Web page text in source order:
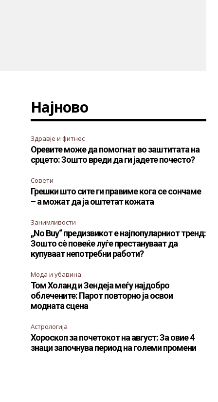
Најново
Здравје и фитнес
Оревите може да помогнат во заштитата на
срцето: Зошто вреди да ги јадете почесто?
Совети
Грешки што сите ги правиме кога се сончаме
– а можат да ја оштетат кожата
Занимливости
„No Buy“ предизвикот е најпопуларниот тренд:
Зошто сè повеќе луѓе престануваат да
купуваат непотребни работи?
Мода и убавина
Том Холанд и Зендеја меѓу најдобро
облечените: Парот повторно ја освои
модната сцена
Астрологија
Хороскоп за почетокот на август: За овие 4
знаци започнува период на големи промени